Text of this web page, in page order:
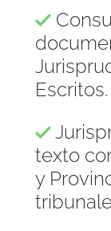
Escritos.
texto
y